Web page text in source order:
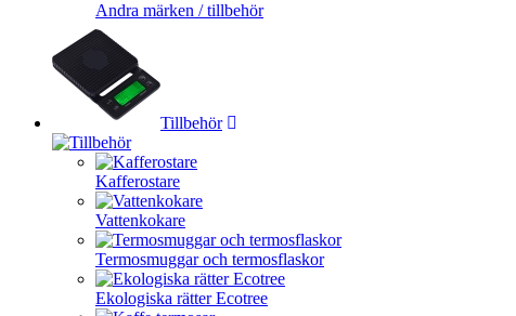
Andra märken / tillbehör
Tillbehör
Kafferostare
Vattenkokare
Termosmuggar och termosflaskor
Ekologiska rätter Ecotree